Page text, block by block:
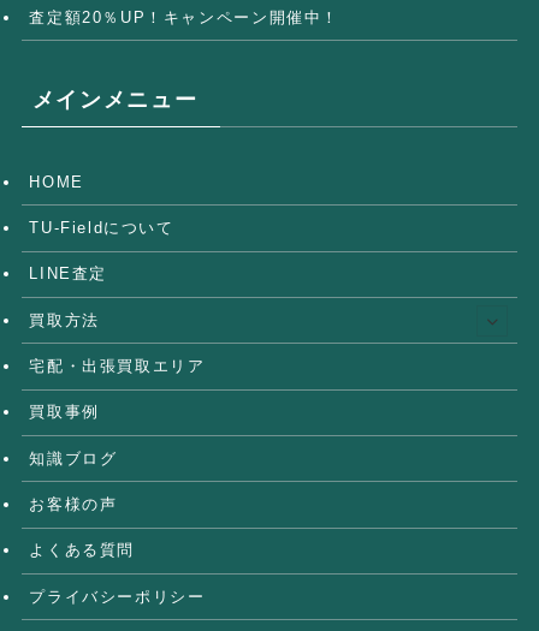
査定額20％UP！キャンペーン開催中！
メインメニュー
HOME
TU-Fieldについて
LINE査定
買取方法
宅配・出張買取エリア
買取事例
知識ブログ
お客様の声
よくある質問
プライバシーポリシー